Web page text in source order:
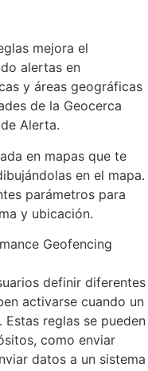
mejora el
alertas en
y áreas geográficas
de la Geocerca
Alerta.
en mapas que te
en el mapa.
parámetros para
y ubicación.
definir diferentes
activarse cuando un
reglas se pueden
como enviar
datos a un sistema